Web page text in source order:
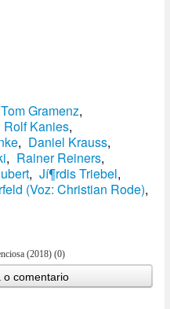
Tom Gramenz,
Rolf Kanies,
, Daniel Krauss,
, Rainer Reiners,
, Jí¶rdis Triebel,
(Voz: Christian Rode),
(2018) (0)
o comentario